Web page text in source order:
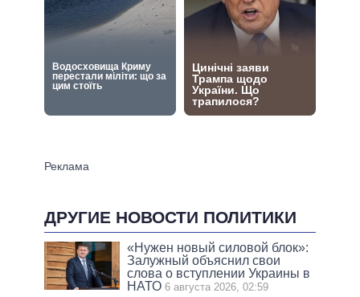
ДРУГИЕ НОВОСТИ ПОЛИТИКИ
«Нужен новый силовой блок»:
Залужный объяснил свои
слова о вступлении Украины в
НАТО 6 августа 2026, 02:59